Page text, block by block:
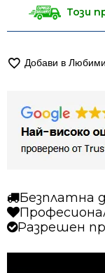
Този
Добави в Любими
Безплатна
Разрешен